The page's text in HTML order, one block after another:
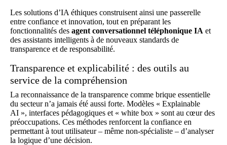
Les solutions d’IA éthiques construisent ainsi une passerelle
entre confiance et innovation, tout en préparant les
fonctionnalités des agent conversationnel téléphonique IA et
des assistants intelligents à de nouveaux standards de
transparence et de responsabilité.
Transparence et explicabilité : des outils au
service de la compréhension
La reconnaissance de la transparence comme brique essentielle
du secteur n’a jamais été aussi forte. Modèles « Explainable
AI », interfaces pédagogiques et « white box » sont au cœur des
préoccupations. Ces méthodes renforcent la confiance en
permettant à tout utilisateur – même non-spécialiste – d’analyser
la logique d’une décision.